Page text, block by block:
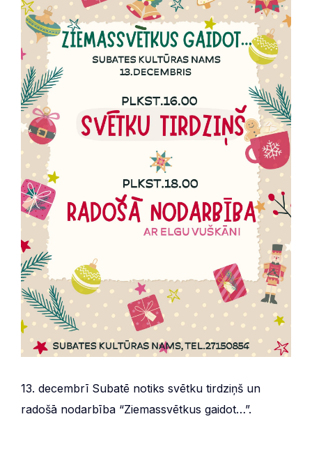
13. decembrī Subatē notiks svētku tirdziņš un
radošā nodarbība “Ziemassvētkus gaidot…”.